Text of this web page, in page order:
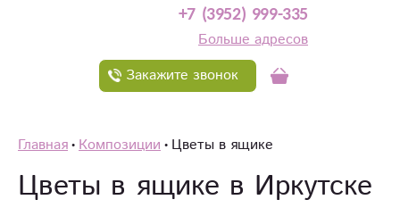
+7 (3952) 999-335
Больше адресов
Закажите звонок
Главная Композиции Цветы в ящике
Цветы в ящике в Иркутске